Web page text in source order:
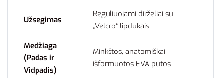
Užsegimas
Reguliuojami dirželiai su
„Velcro“ lipdukais
Medžiaga
(Padas ir
Vidpadis)
Minkštos, anatomiškai
išformuotos EVA putos